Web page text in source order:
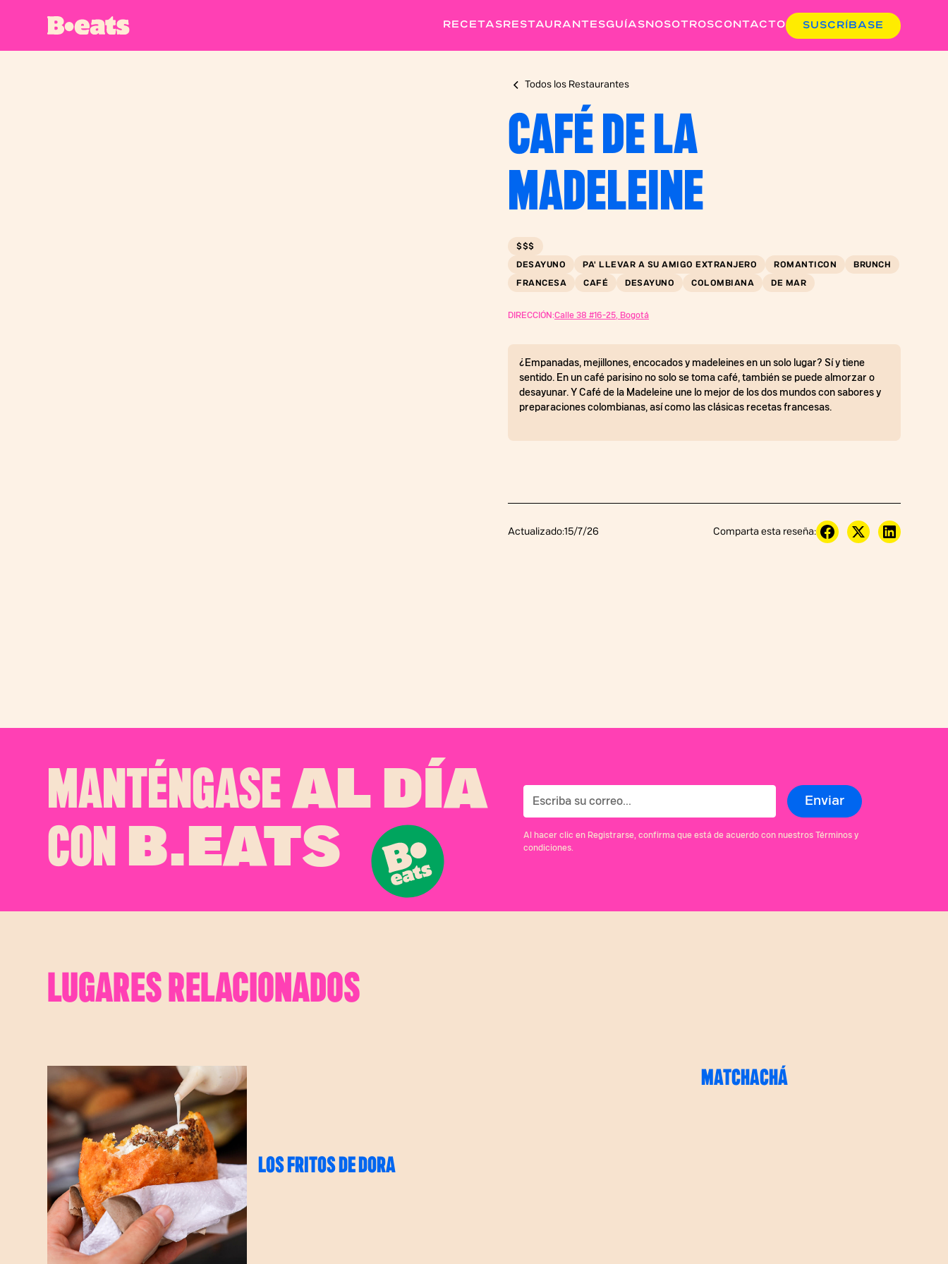
RECETASRESTAURANTESGUÍASNOSOTROSCONTACTO SUSCRÍBASE
Todos los Restaurantes
CAFÉ DE LA
MADELEINE
$$$
DESAYUNO PA' LLEVAR A SU AMIGO EXTRANJERO ROMANTICON BRUNCH
FRANCESA CAFÉ DESAYUNO COLOMBIANA DE MAR
DIRECCIÓN:Calle 38 #16-25, Bogotá
¿Empanadas, mejillones, encocados y madeleines en un solo lugar? Sí y tiene
sentido. En un café parisino no solo se toma café, también se puede almorzar o
desayunar. Y Café de la Madeleine une lo mejor de los dos mundos con sabores y
preparaciones colombianas, así como las clásicas recetas francesas.
Actualizado:15/7/26 Comparta esta reseña:
MANTÉNGASE AL DÍA
CON B.EATS
Al hacer clic en Registrarse, confirma que está de acuerdo con nuestros Términos y
condiciones.
LUGARES RELACIONADOS
LOS FRITOS DE DORA
MATCHACHÁ